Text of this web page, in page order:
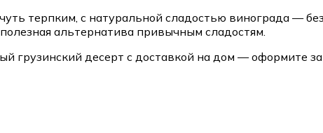
чуть терпким, с натуральной сладостью винограда —
альтернатива привычным сладостям.
грузинский десерт с доставкой на дом — оформите